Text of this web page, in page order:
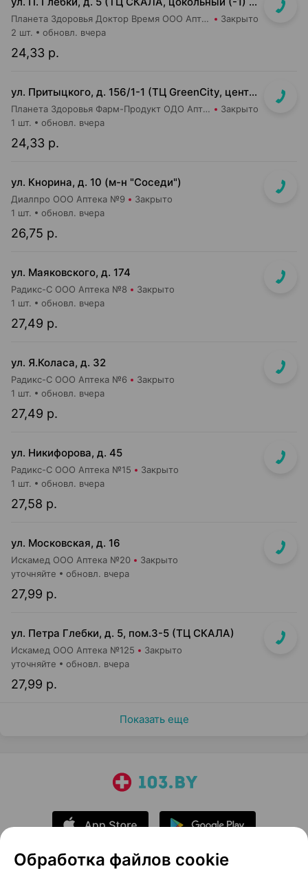
Планета Здоровья Доктор Время ООО Аптека №50 Закрыто
24,33 р.
2 шт. обновл. вчера
ул. Притыцкого, д. 156/1-1 (ТЦ GreenCity, центральный вход со стороны метро)
Планета Здоровья Фарм-Продукт ОДО Аптека №23 Закрыто
24,33 р.
1 шт. обновл. вчера
ул. Кнорина, д. 10 (м-н "Соседи")
Диалпро ООО Аптека №9 Закрыто
26,75 р.
1 шт. обновл. вчера
ул. Маяковского, д. 174
Радикс-С ООО Аптека №8 Закрыто
27,49 р.
1 шт. обновл. вчера
ул. Я.Коласа, д. 32
Радикс-С ООО Аптека №6 Закрыто
27,49 р.
1 шт. обновл. вчера
ул. Никифорова, д. 45
Радикс-С ООО Аптека №15 Закрыто
27,58 р.
1 шт. обновл. вчера
ул. Московская, д. 16
Искамед ООО Аптека №20 Закрыто
27,99 р.
уточняйте обновл. вчера
ул. Петра Глебки, д. 5, пом.3-5 (ТЦ СКАЛА)
Искамед ООО Аптека №125 Закрыто
27,99 р.
уточняйте обновл. вчера
Показать еще
Обработка файлов cookie